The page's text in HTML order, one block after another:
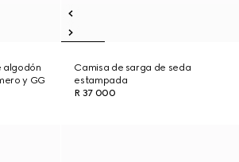
algodón
y GG
Camisa de sarga de seda
estampada
R 37 000